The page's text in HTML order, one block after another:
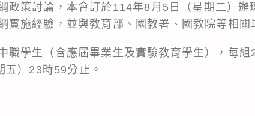
政策討論，本會訂於114年8月5日（星期二）辦
實施經驗，並與教育部、國教署、國教院等相關
職學生（含應屆畢業生及實驗教育學生），每
五）23時59分止。